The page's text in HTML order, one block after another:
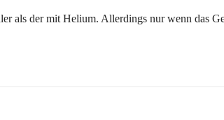
als der mit Helium. Allerdings nur wenn das